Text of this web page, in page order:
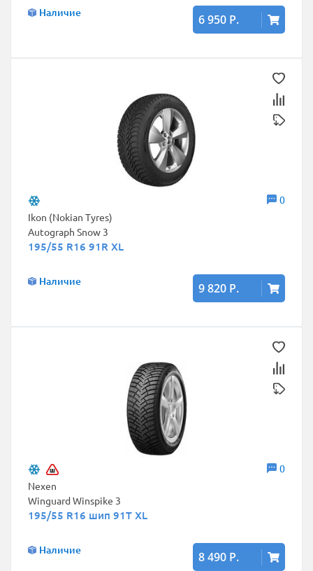
Наличие 6 950 Р.
0
Ikon (Nokian Tyres)
Autograph Snow 3
195/55 R16 91R XL
Наличие 9 820 Р.
0
Nexen
Winguard Winspike 3
195/55 R16 шип 91T XL
Наличие 8 490 Р.